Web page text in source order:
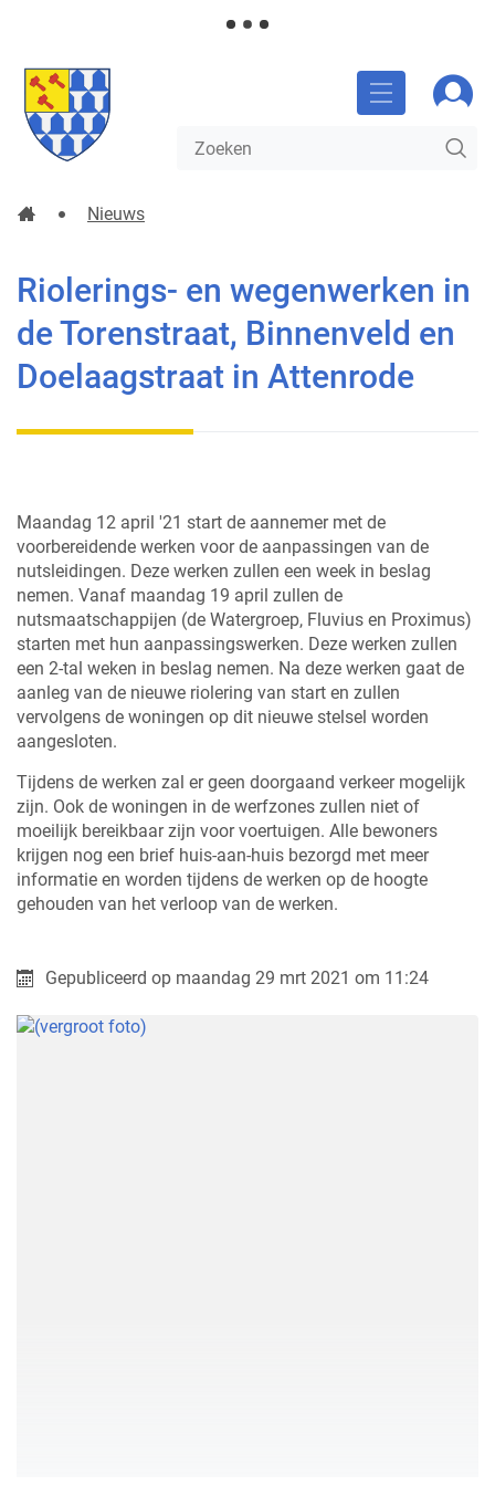
Gemeente
Glabbeek
MENU
Waarmee
kunnen
Startpagina
Nieuws
Riolerings- en wegenwerken in
de Torenstraat, Binnenveld en
Doelaagstraat in Attenrode
Maandag 12 april '21 start de aannemer met de
voorbereidende werken voor de aanpassingen van de
nutsleidingen. Deze werken zullen een week in beslag
nemen. Vanaf maandag 19 april zullen de
nutsmaatschappijen (de Watergroep, Fluvius en Proximus)
starten met hun aanpassingswerken. Deze werken zullen
een 2-tal weken in beslag nemen. Na deze werken gaat de
aanleg van de nieuwe riolering van start en zullen
vervolgens de woningen op dit nieuwe stelsel worden
aangesloten.
Tijdens de werken zal er geen doorgaand verkeer mogelijk
zijn. Ook de woningen in de werfzones zullen niet of
moeilijk bereikbaar zijn voor voertuigen. Alle bewoners
krijgen nog een brief huis-aan-huis bezorgd met meer
informatie en worden tijdens de werken op de hoogte
gehouden van het verloop van de werken.
Gepubliceerd op maandag 29 mrt 2021 om 11:24